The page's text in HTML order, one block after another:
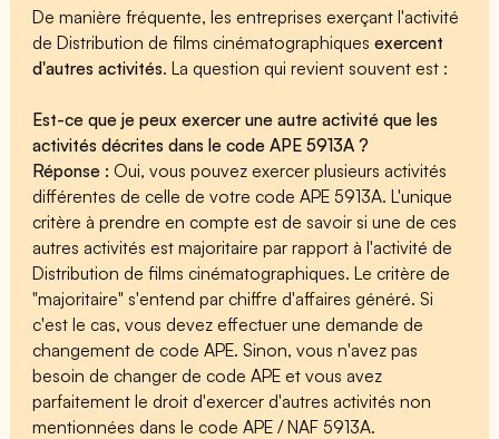
De manière fréquente, les entreprises exerçant l'activité
de Distribution de films cinématographiquesexercent
d'autres activités. La question qui revient souvent est :
Est-ce que je peux exercer une autre activité que les
activités décrites dans le code APE 5913A ?
Réponse :Oui, vous pouvez exercer plusieurs activités
différentes de celle de votre code APE 5913A. L'unique
critère à prendre en compte est de savoir si une de ces
autres activités est majoritaire par rapport à l'activité de
Distribution de films cinématographiques. Le critère de
"majoritaire" s'entend par chiffre d'affaires généré. Si
c'est le cas, vous devez effectuer une demande de
changement de code APE. Sinon, vous n'avez pas
besoin de changer de code APE et vous avez
parfaitement le droit d'exercer d'autres activités non
mentionnées dans le code APE / NAF 5913A.